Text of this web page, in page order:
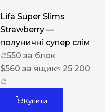
Lifa Super Slims
Strawberry —
полуничні супер слім
₴550 за блок
$560 за ящик≈ 25 200
₴
Купити